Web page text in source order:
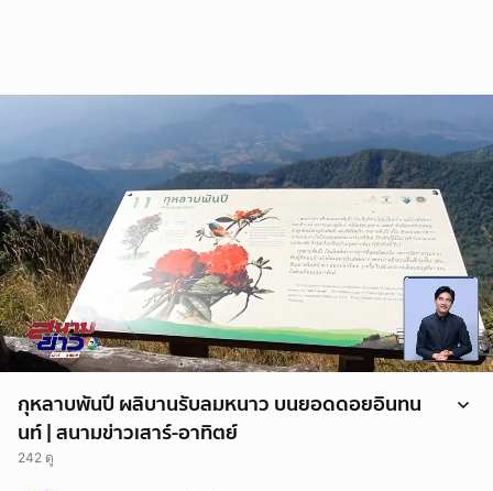
กุหลาบพันปี ผลิบานรับลมหนาว บนยอดดอยอินทน
นท์ | สนามข่าวเสาร์-อาทิตย์
242 ดู